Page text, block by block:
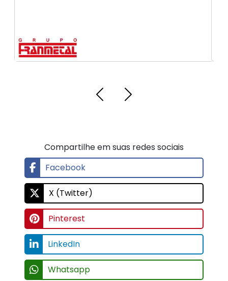
Compartilhe em suas redes sociais
Facebook
X (Twitter)
Pinterest
LinkedIn
Whatsapp